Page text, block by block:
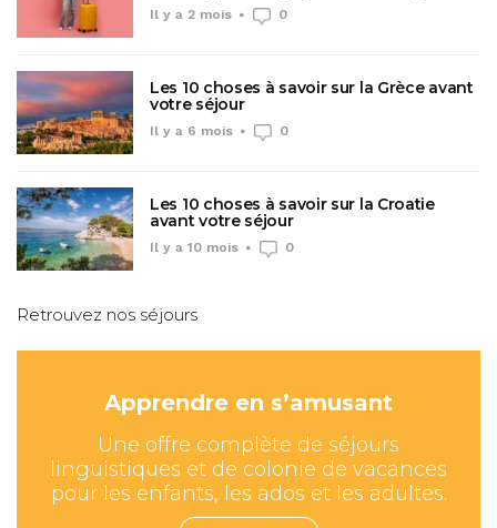
Il y a 2 mois 0
Les 10 choses à savoir sur la Grèce avant
votre séjour
Il y a 6 mois 0
Les 10 choses à savoir sur la Croatie
avant votre séjour
Il y a 10 mois 0
Retrouvez nos séjours
Apprendre en s’amusant
Une offre complète de séjours
linguistiques et de colonie de vacances
pour les enfants, les ados et les adultes.